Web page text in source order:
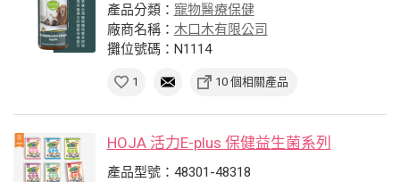
產品分類： 寵物醫療保健
廠商名稱： 木口木有限公司
攤位號碼：N1114
1 10 個相關產品
HOJA 活力E-plus 保健益生菌系列
產品型號：48301-48318